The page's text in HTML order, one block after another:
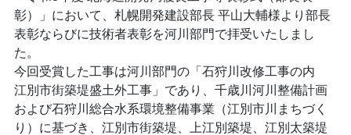
彰）」において、札幌開発建設部長 平山大輔様より部長
表彰ならびに技術者表彰を河川部門で拝受いたしまし
た。
今回受賞した工事は河川部門の「石狩川改修工事の内
江別市街築堤盛土外工事」であり、千歳川河川整備計画
および石狩川総合水系環境整備事業（江別市川まちづく
り）に基づき、江別市街築堤、上江別築堤、江別太築堤